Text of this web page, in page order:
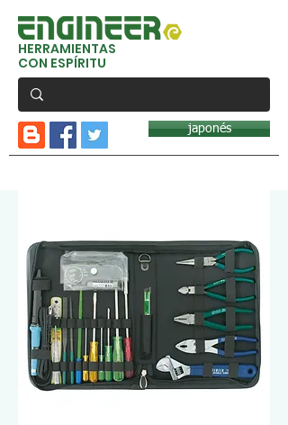
HERRAMIENTAS
CON ESPÍRITU
japonés